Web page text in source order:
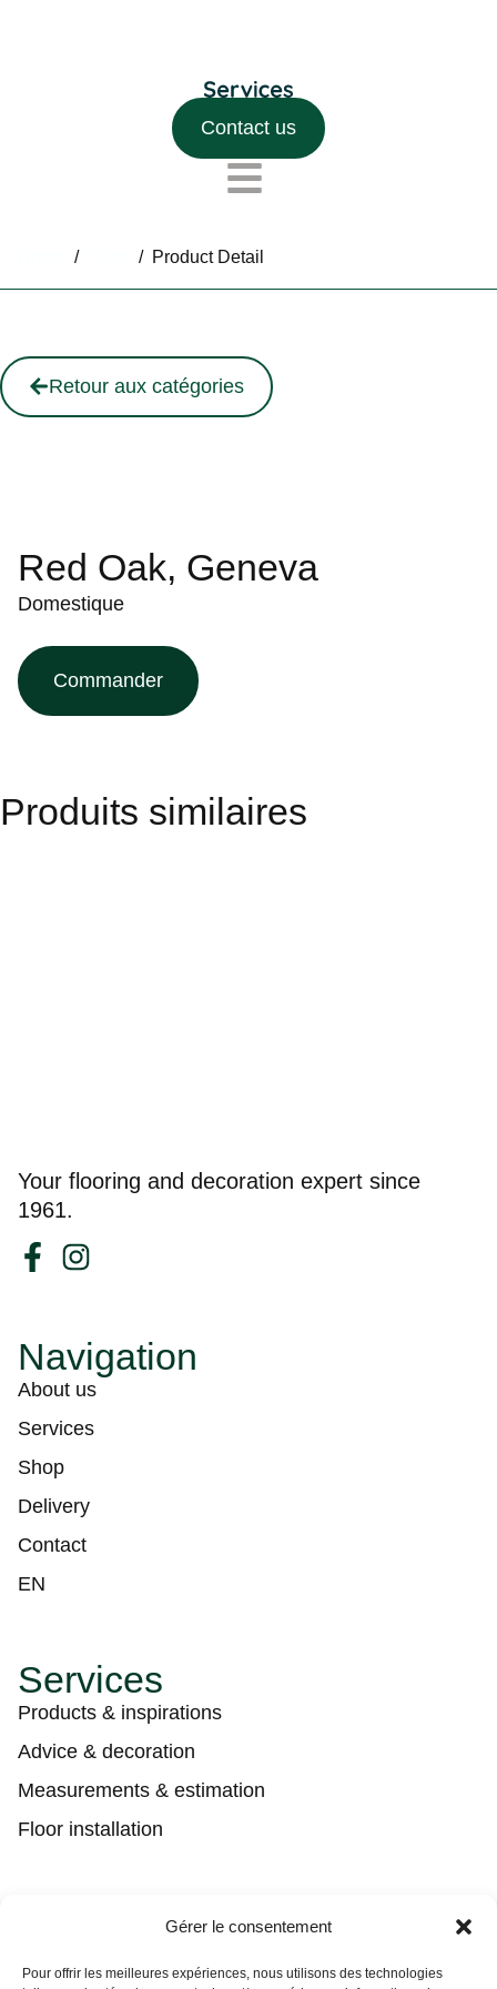
Gérer le consentement
Pour offrir les meilleures expériences, nous utilisons des technologies
Contact us
/ / Product Detail
Retour aux catégories
Red Oak, Geneva
Domestique
Commander
Produits similaires
Your flooring and decoration expert since
1961.
Navigation
About us
Services
Shop
Delivery
Contact
EN
Services
Products & inspirations
Advice & decoration
Measurements & estimation
Floor installation